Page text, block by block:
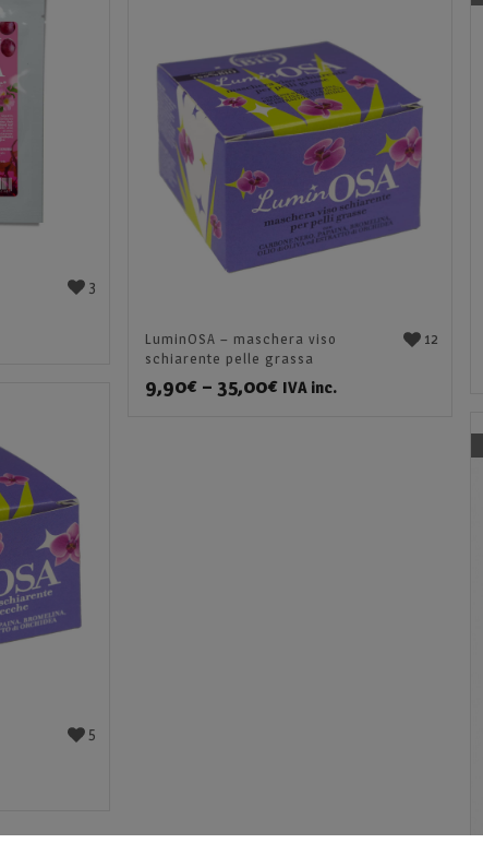
3
12
LuminOSA – maschera viso
schiarente pelle grassa
9,90€– 35,00€ IVA inc.
5